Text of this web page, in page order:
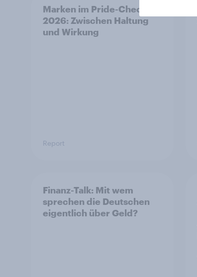
Marken im Pride-Check
2026: Zwischen Haltung
und Wirkung
Report
Finanz-Talk: Mit wem
sprechen die Deutschen
eigentlich über Geld?